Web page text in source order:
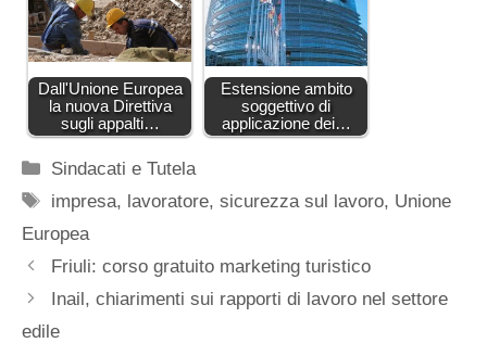
Dall'Unione Europea
la nuova Direttiva
sugli appalti…
Estensione ambito
soggettivo di
applicazione dei…
Categorie
Sindacati e Tutela
Tag
impresa, lavoratore,sicurezza sul lavoro, Unione
Europea
Friuli: corso gratuito marketing turistico
Inail, chiarimenti sui rapporti di lavoro nel settore
edile